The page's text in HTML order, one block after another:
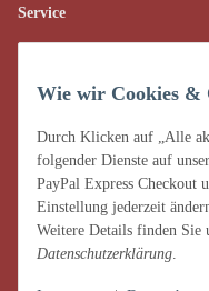
Wie wir Cookies &
Durch Klicken auf „Alle
folgender Dienste auf
PayPal Express Checkout
Einstellung jederzeit
Weitere Details finden Sie
Datenschutzerklärung.
Service
AGB
Impressum
Datenschutz
Widerrufsrecht
Zahlung & Versand